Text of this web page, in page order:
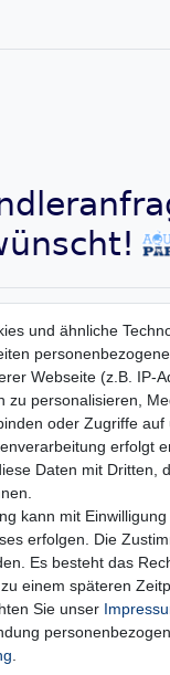
ich die
** Hierbei
und ähnliche
Webseite (z.B. IP-
zu personalisieren,
oder Zugriffe auf
erfolgt
Daten mit Dritten,
kann mit
erfolgen. Die
Es besteht das
einem späteren
Sie unser